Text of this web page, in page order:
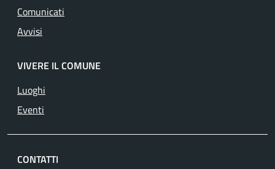
Comunicati
Avvisi
VIVERE IL COMUNE
Luoghi
Eventi
CONTATTI